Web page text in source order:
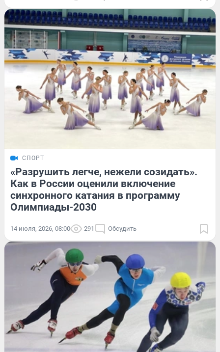
СПОРТ
«Разрушить легче, нежели созидать».
Как в России оценили включение
синхронного катания в программу
Олимпиады-2030
14 июля, 2026, 08:00 291 Обсудить